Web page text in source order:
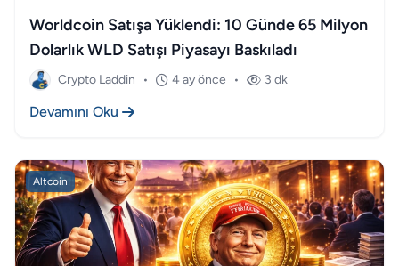
Worldcoin Satışa Yüklendi: 10 Günde 65 Milyon
Dolarlık WLD Satışı Piyasayı Baskıladı
Crypto Laddin • 4 ay önce • 3 dk
Devamını Oku
Altcoin